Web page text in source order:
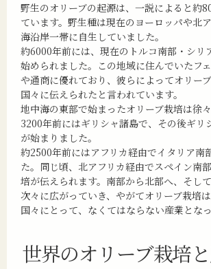
野生のオリーブの起源は、一説によると約
ています。野生種は現在のヨーロッパや北
海沿岸一帯に自生していました。
約6000年前には、現在のトルコ南部・シリ
始められました。この地域に住んでいたフ
や通商に優れており、彼らによってオリー
国々に伝えられたと言われています。
地中海の東部で始まったオリーブ栽培は徐
3200年前にはギリシャ諸島で、その後ギリ
が始まりました。
約2500年前にはアフリカ経由でイタリア南
た。同じ頃、北アフリカ経由でスペイン南
培が伝えられます。南部から北部へ、そし
次々に広がっていき、やがてオリーブ栽培
国々にとって、なくてはならない産業とな
世界のオリーブ栽培